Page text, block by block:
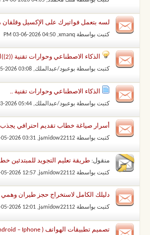
لسه بتعمل فواتيرك على الإكسيل وقلقان
كتبت بواسطة xmanq
‏, 03-06-2026 04:50 PM
الذكاء الاصطناعي وحوارات تقنية ((2))المجاني
كتبت بواسطة بوعبود/عبدالملك‏, 23-05-2026 03:08 PM
الذكاء الاصطناعي وحوارات تقنية ..
كتبت بواسطة بوعبود/عبدالملك‏, 23-03-2026 05:44 PM
أسرار صياغة خطاب تقديم احترافي
كتبت بواسطة midow22112ةj ‏, 22-05-2026 03:31 AM
منقول: طريقة تعليم التجويد للمبتدئين
كتبت بواسطة midow22112ةj ‏, 21-05-2026 12:57 PM
دليلك الكامل لاستخراج حجز طيران وهمي
كتبت بواسطة midow22112ةj ‏, 21-05-2026 12:01 PM
تصميم تطبيقات الهواتف ( Android – Iphone )